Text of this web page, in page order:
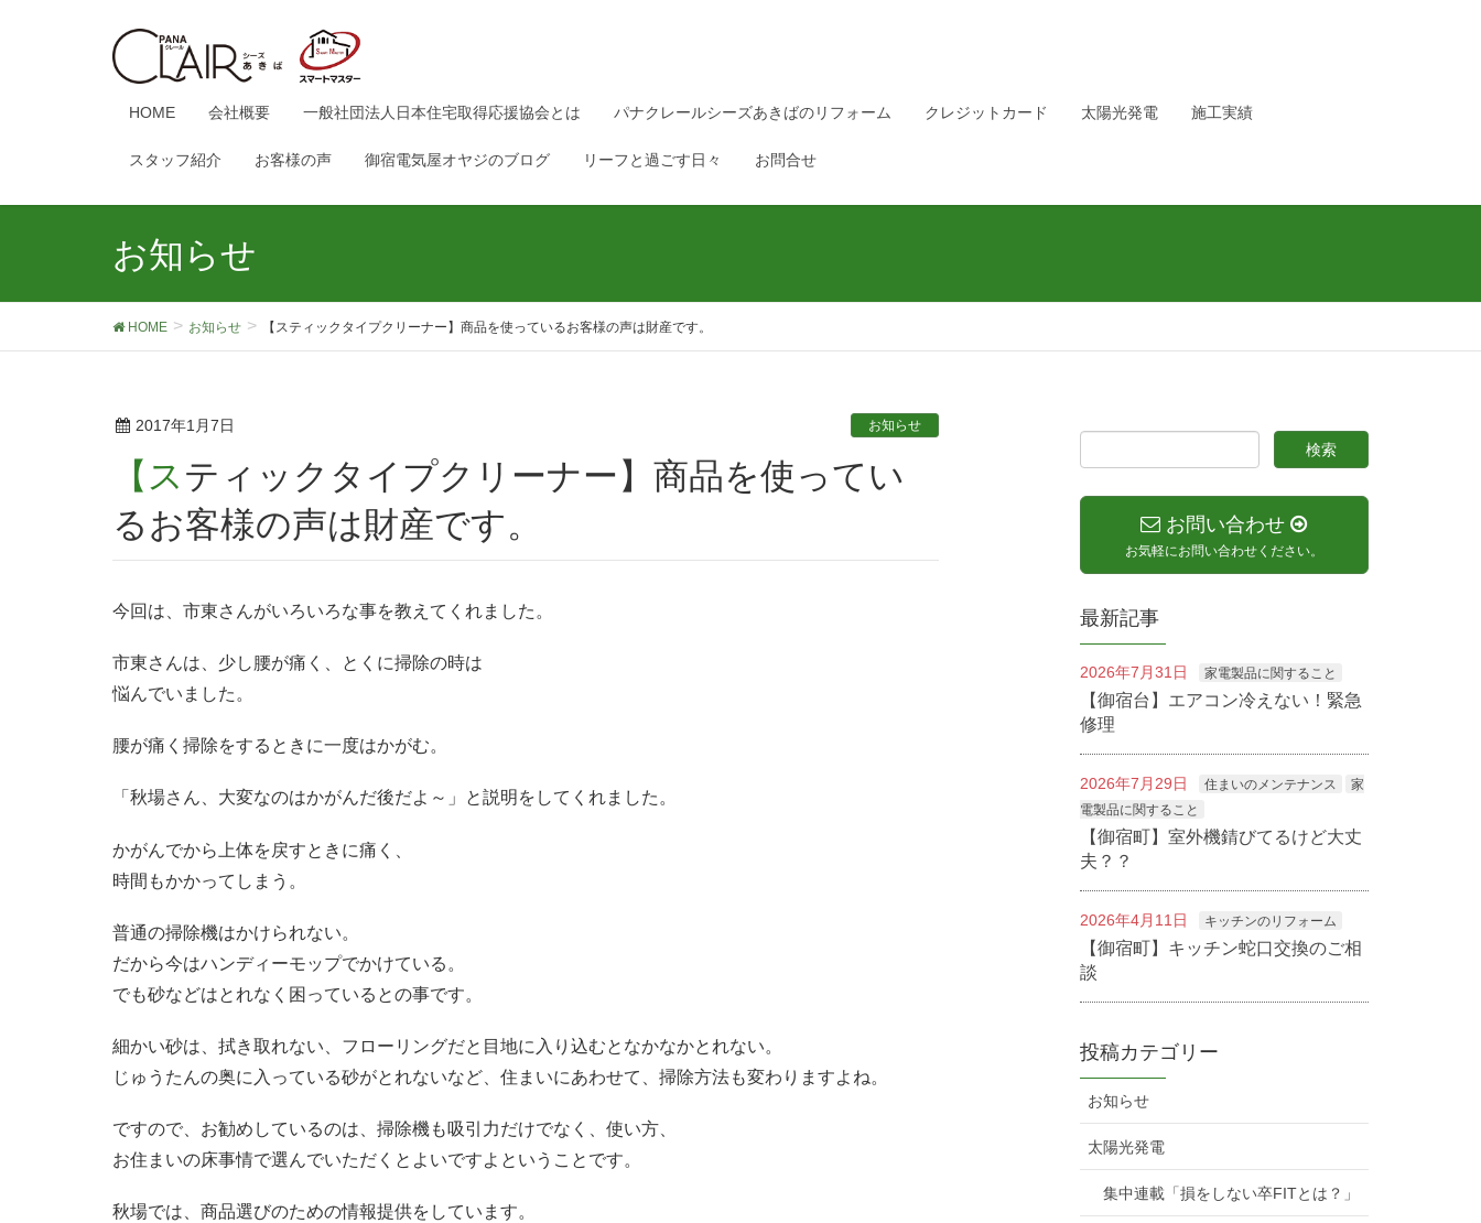
HOME 会社概要 一般社団法人日本住宅取得応援協会とは パナクレールシーズあきばのリフォーム クレジットカード 太陽光発電 施工実績
スタッフ紹介 お客様の声 御宿電気屋オヤジのブログ リーフと過ごす日々 お問合せ
お知らせ
HOME お知らせ 【スティックタイプクリーナー】商品を使っているお客様の声は財産です。
2017年1月7日 お知らせ
【スティックタイプクリーナー】商品を使ってい
るお客様の声は財産です。
今回は、市東さんがいろいろな事を教えてくれました。
市東さんは、少し腰が痛く、とくに掃除の時は
悩んでいました。
腰が痛く掃除をするときに一度はかがむ。
「秋場さん、大変なのはかがんだ後だよ～」と説明をしてくれました。
かがんでから上体を戻すときに痛く、
時間もかかってしまう。
普通の掃除機はかけられない。
だから今はハンディーモップでかけている。
でも砂などはとれなく困っているとの事です。
細かい砂は、拭き取れない、フローリングだと目地に入り込むとなかなかとれない。
じゅうたんの奥に入っている砂がとれないなど、住まいにあわせて、掃除方法も変わりますよね。
ですので、お勧めしているのは、掃除機も吸引力だけでなく、使い方、
お住まいの床事情で選んでいただくとよいですよということです。
秋場では、商品選びのための情報提供をしています。
お問い合わせ
お気軽にお問い合わせください。
最新記事
2026年7月31日 家電製品に関すること
【御宿台】エアコン冷えない！緊急
修理
2026年7月29日 住まいのメンテナンス
家
電製品に関すること
【御宿町】室外機錆びてるけど大丈
夫？？
2026年4月11日 キッチンのリフォーム
【御宿町】キッチン蛇口交換のご相
談
投稿カテゴリー
お知らせ
太陽光発電
集中連載「損をしない卒FITとは？」